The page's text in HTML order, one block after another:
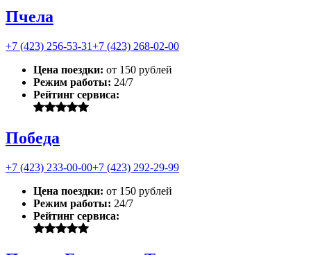
Пчела
+7 (423) 256-53-31+7 (423) 268-02-00
Цена поездки: от 150 рублей
Режим работы: 24/7
Рейтинг сервиса:
Победа
+7 (423) 233-00-00+7 (423) 292-29-99
Цена поездки: от 150 рублей
Режим работы: 24/7
Рейтинг сервиса: